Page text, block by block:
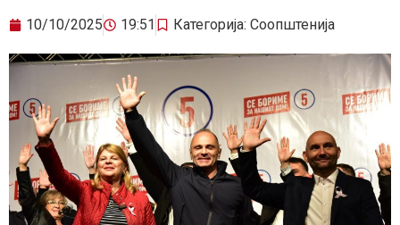
10/10/2025 19:51 Категорија: Соопштенија